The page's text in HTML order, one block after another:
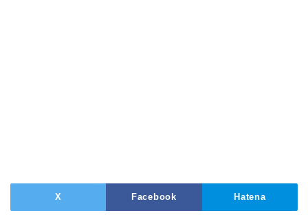
X Facebook Hatena